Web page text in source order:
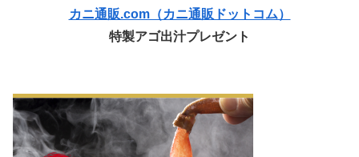
カニ通販.com（カニ通販ドットコム）
特製アゴ出汁プレゼント